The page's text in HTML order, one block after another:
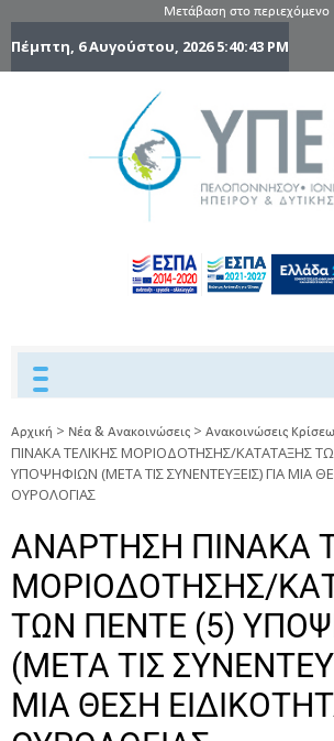
Μετάβαση στο περιεχόμενο
Πέμπτη, 6 Αυγούστου, 20265:40:44 PM
Αρχική > Νέα & Ανακοινώσεις > Ανακοινώσεις
ΠΙΝΑΚΑ ΤΕΛΙΚΗΣ ΜΟΡΙΟΔΟΤΗΣΗΣ/ΚΑΤΑΤΑΞΗΣ
ΥΠΟΨΗΦΙΩΝ (ΜΕΤΑ ΤΙΣ ΣΥΝΕΝΤΕΥΞΕΙΣ) ΓΙΑ ΜΙΑ
ΟΥΡΟΛΟΓΙΑΣ
ANAΡΤΗΣΗ ΠΙΝΑΚΑ
ΜΟΡΙΟΔΟΤΗΣΗΣ/
ΤΩΝ ΠΕΝΤΕ (5)
(ΜΕΤΑ ΤΙΣ
ΜΙΑ ΘΕΣΗ